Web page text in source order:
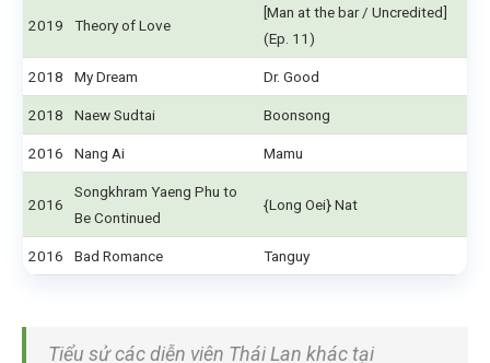
2019 Theory of Love
[Man at the bar / Uncredited]
(Ep. 11)
2018 My Dream Dr. Good
2018 Naew Sudtai Boonsong
2016 Nang Ai Mamu
2016
Songkhram Yaeng Phu to
Be Continued
{Long Oei} Nat
2016 Bad Romance Tanguy
Tiểu sử các diễn viên Thái Lan khác tại